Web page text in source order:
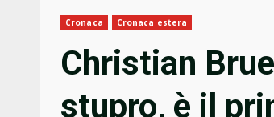
Cronaca Cronaca estera
Christian
stupro, è il